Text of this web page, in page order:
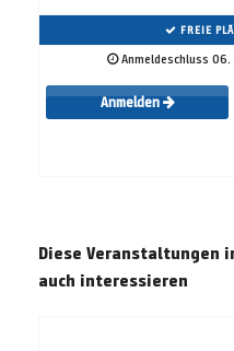
FREIE
Anmeldeschluss 06.
Anmelden
Diese Veranstaltungen
auch interessieren